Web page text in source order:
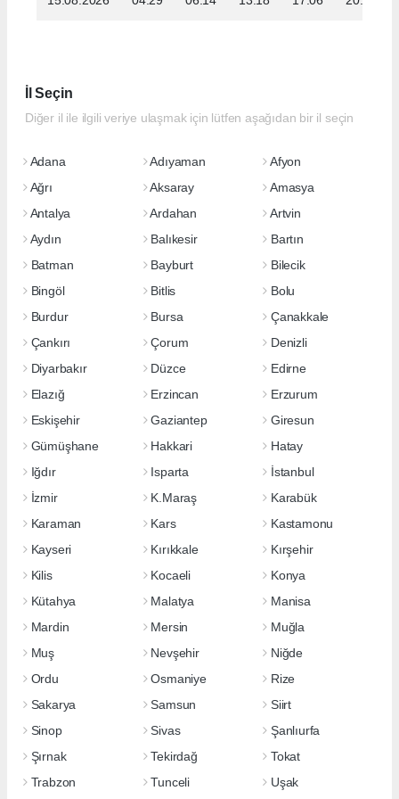
İl Seçin
Diğer il ile ilgili veriye ulaşmak için lütfen aşağıdan bir il seçin
Adana Adıyaman
Afyon
Ağrı
Aksaray
Amasya
Antalya
Ardahan
Artvin
Aydın
Balıkesir
Bartın
Batman
Bayburt
Bilecik
Bingöl
Bitlis
Bolu
Burdur
Bursa
Çanakkale
Çankırı
Çorum
Denizli
Diyarbakır
Düzce
Edirne
Elazığ
Erzincan
Erzurum
Eskişehir
Gaziantep
Giresun
Gümüşhane
Hakkari
Hatay
Iğdır
Isparta
İstanbul
İzmir
K.Maraş
Karabük
Karaman
Kars
Kastamonu
Kayseri
Kırıkkale
Kırşehir
Kilis
Kocaeli
Konya
Kütahya
Malatya
Manisa
Mardin
Mersin
Muğla
Muş
Nevşehir
Niğde
Ordu
Osmaniye
Rize
Sakarya
Samsun
Siirt
Sinop
Sivas
Şanlıurfa
Şırnak
Tekirdağ
Tokat
Trabzon
Tunceli Uşak